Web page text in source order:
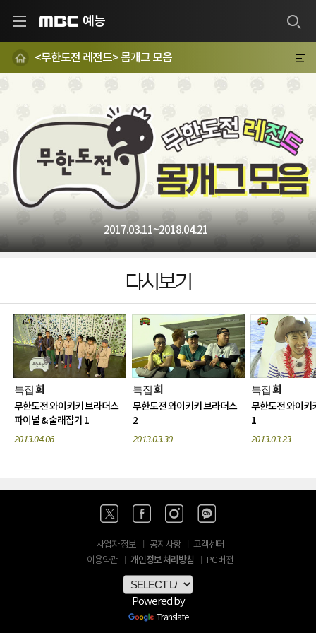
예능
<무한도전 레전드> 몸개그 모음
2017.03.11~2018.04.21
다시보기
특집회
무한도전 와이키키 브라더스
파이널 & 술래잡기 1
2013.04.06
특집회
무한도전 와이키키 브라더스
2
2013.03.30
특집회
무한도전 와이키
1
2013.03.23
사업자 정보 공지사항
고객센터
이용약관
개인정보 처리방침 PC 버전
Powered by
Translate